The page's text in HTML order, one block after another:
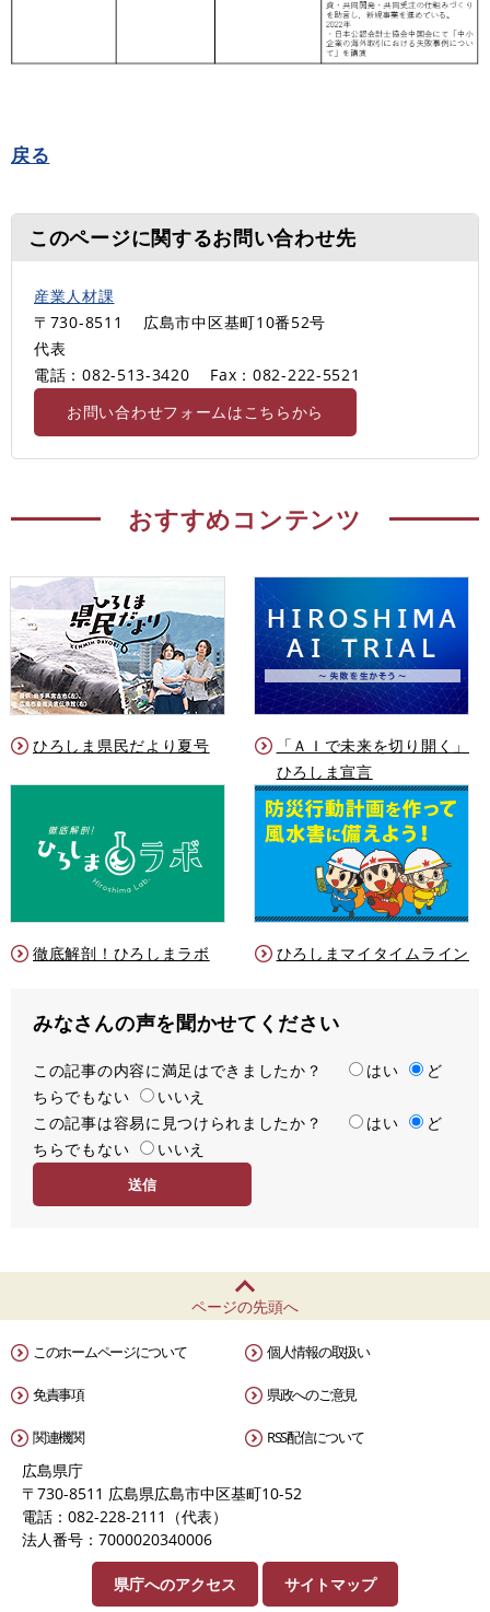
戻る
このページに関するお問い合わせ先
産業人材課
〒730-8511
広島市中区基町10番52号
代表
電話：082-513-3420
Fax：082-222-5521
お問い合わせフォームはこちらから
おすすめコンテンツ
ひろしま県民だより夏号
「ＡＩで未来を切り開く」
ひろしま宣言
徹底解剖！ひろしまラボ ひろしまマイタイムライン
みなさんの声を聞かせてください
満
足
度
この記事の内容に満足はできましたか？ はい
ど
ちらでもない
いいえ
容
易
この記事は容易に見つけられましたか？ はい
ど
ちらでもない
いいえ
ページの先頭へ
このホームページについて 個人情報の取扱い
免責事項 県政へのご意見
関連機関 RSS配信について
広島県庁
〒730-8511 広島県広島市中区基町10-52
電話：082-228-2111（代表）
法人番号：7000020340006
県庁へのアクセス サイトマップ